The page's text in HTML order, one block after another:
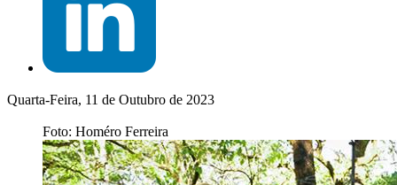
Quarta-Feira, 11 de Outubro de 2023
Foto: Homéro Ferreira